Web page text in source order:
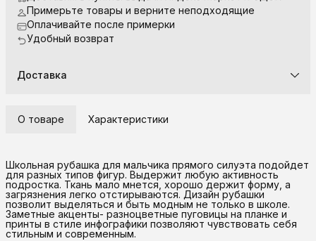
Примерьте товары и верните неподходящие
Оплачивайте после примерки
Удобный возврат
Доставка
О товаре Характеристики
Школьная рубашка для мальчика прямого силуэта подойдет
для разных типов фигур. Выдержит любую активность
подростка. Ткань мало мнется, хорошо держит форму, а
загрязнения легко отстирываются. Дизайн рубашки
позволит выделяться и быть модным не только в школе.
Заметные акценты- разноцветные пуговицы на планке и
принты в стиле инфографики позволяют чувствовать себя
стильным и современным.